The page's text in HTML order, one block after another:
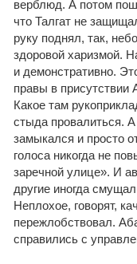
верблюд. А потом
что Талгат не
руку поднял, так,
здоровой харизмой.
и демонстративно.
правы в присутствии
Какое там
стыда провалиться.
замыкался и просто
голоса никогда не
заречной улице». И
другие иногда
Неплохое, говорят,
пережлобствовал.
справились с